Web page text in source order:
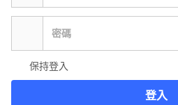
保持登入
登入